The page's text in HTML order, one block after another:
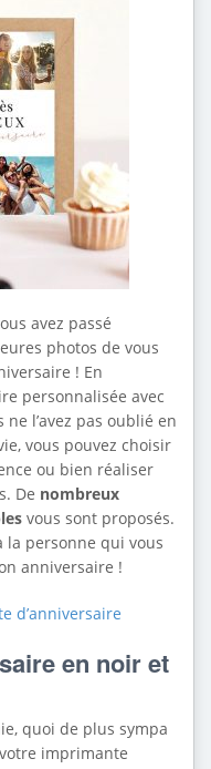
avez passé
photos de vous
! En
personnalisée avec
l’avez pas oublié en
vous pouvez choisir
ou bien réaliser
De nombreux
vous sont proposés.
la personne qui vous
anniversaire !
d’anniversaire
en noir et
quoi de plus sympa
imprimante